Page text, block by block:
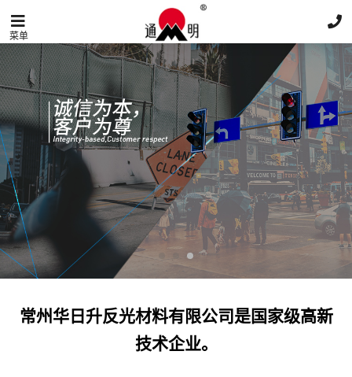
菜单
常州华日升反光材料有限公司是国家级高新
技术企业。